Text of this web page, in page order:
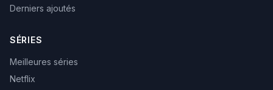
Derniers ajoutés
SÉRIES
Meilleures séries
Netflix